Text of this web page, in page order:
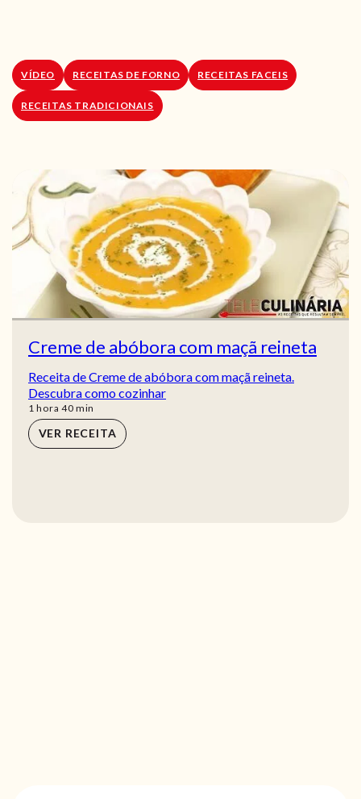
VÍDEO RECEITAS DE FORNO RECEITAS FACEIS
RECEITAS TRADICIONAIS
Creme de abóbora com maçã reineta
Receita de Creme de abóbora com maçã reineta.
Descubra como cozinhar
1 hora
hora 40min
min
VER RECEITA